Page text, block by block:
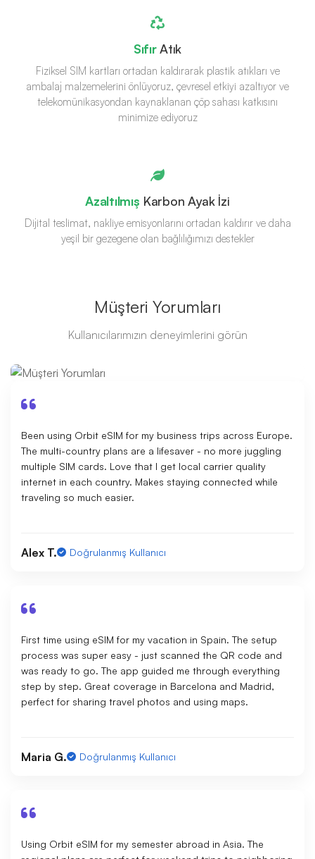
SıfırAtık
Fiziksel SIM kartları ortadan kaldırarak plastik atıkları ve
ambalaj malzemelerini önlüyoruz, çevresel etkiyi azaltıyor ve
telekomünikasyondan kaynaklanan çöp sahası katkısını
minimize ediyoruz
Azaltılmış Karbon Ayak İzi
Dijital teslimat, nakliye emisyonlarını ortadan kaldırır ve daha
yeşil bir gezegene olan bağlılığımızı destekler
Müşteri Yorumları
Kullanıcılarımızın deneyimlerini görün
Been using Orbit eSIM for my business trips across Europe.
The multi-country plans are a lifesaver - no more juggling
multiple SIM cards. Love that I get local carrier quality
internet in each country. Makes staying connected while
traveling so much easier.
Alex T. Doğrulanmış Kullanıcı
First time using eSIM for my vacation in Spain. The setup
process was super easy - just scanned the QR code and
was ready to go. The app guided me through everything
step by step. Great coverage in Barcelona and Madrid,
perfect for sharing travel photos and using maps.
Maria G. Doğrulanmış Kullanıcı
Using Orbit eSIM for my semester abroad in Asia. The